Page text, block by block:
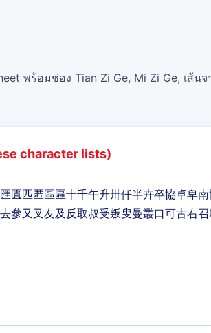
พร้อมช่อง Tian Zi Ge, Mi Zi Ge, เส้นจ
character lists)